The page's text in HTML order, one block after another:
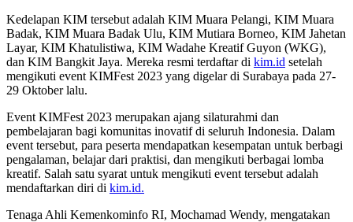
Kedelapan KIM tersebut adalah KIM Muara Pelangi, KIM Muara
Badak, KIM Muara Badak Ulu, KIM Mutiara Borneo, KIM Jahetan
Layar, KIM Khatulistiwa, KIM Wadahe Kreatif Guyon (WKG),
dan KIM Bangkit Jaya. Mereka resmi terdaftar di kim.id setelah
mengikuti event KIMFest 2023 yang digelar di Surabaya pada 27-
29 Oktober lalu.
Event KIMFest 2023 merupakan ajang silaturahmi dan
pembelajaran bagi komunitas inovatif di seluruh Indonesia. Dalam
event tersebut, para peserta mendapatkan kesempatan untuk berbagi
pengalaman, belajar dari praktisi, dan mengikuti berbagai lomba
kreatif. Salah satu syarat untuk mengikuti event tersebut adalah
mendaftarkan diri di kim.id.
Tenaga Ahli Kemenkominfo RI, Mochamad Wendy, mengatakan